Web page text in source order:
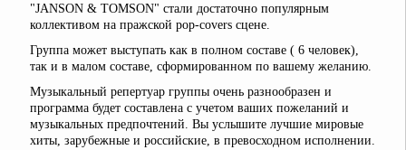
"JANSON & TOMSON" стали достаточно популярным
коллективом на пражской pop-covers сцене.
Группа может выступать как в полном составе ( 6 человек),
так и в малом составе, сформированном по вашему желанию.
Музыкальный репертуар группы очень разнообразен и
программа будет составлена с учетом ваших пожеланий и
музыкальных предпочтений. Вы услышите лучшие мировые
хиты, зарубежные и российские, в превосходном исполнении.